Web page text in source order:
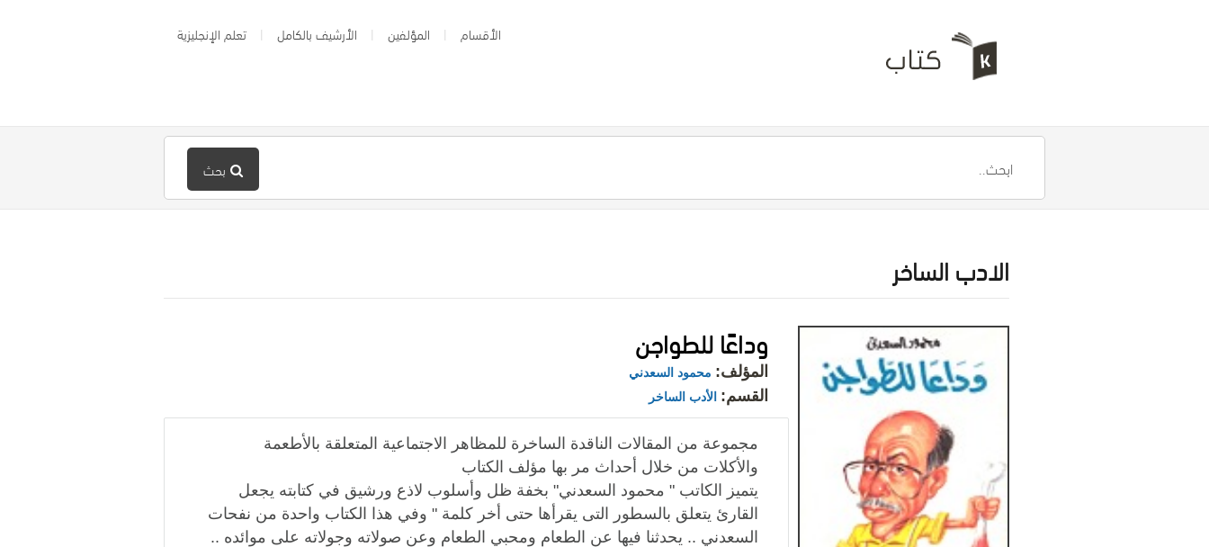
الأقسام المؤلفين الأرشيف بالكامل تعلم الإنجليزية
بحث
الادب الساخر
وداعًا للطواجن
المؤلف: محمود السعدني
القسم: الأدب الساخر
مجموعة من المقالات الناقدة الساخرة للمظاهر الاجتماعية المتعلقة بالأطعمة
والأكلات من خلال أحداث مر بها مؤلف الكتاب
يتميز الكاتب " محمود السعدني" بخفة ظل وأسلوب لاذع ورشيق في كتابته يجعل
القارئ يتعلق بالسطور التى يقرأها حتى أخر كلمة " وفي هذا الكتاب واحدة من نفحات
السعدني .. يحدثنا فيها عن الطعام ومحبي الطعام وعن صولاته وجولاته على موائده ..